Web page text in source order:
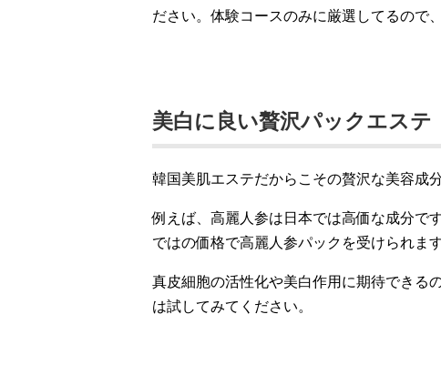
ださい。体験コースのみに厳選してるので
美白に良い贅沢パックエステ
韓国美肌エステだからこその贅沢な美容成
例えば、高麗人参は日本では高価な成分で
ではの価格で高麗人参パックを受けられます
真皮細胞の活性化や美白作用に期待できる
は試してみてください。